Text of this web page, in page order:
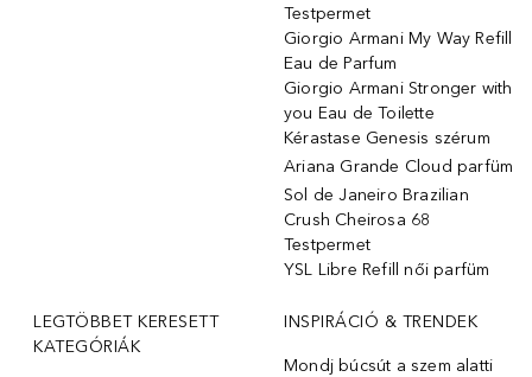
Testpermet
Giorgio Armani My Way Refill
Eau de Parfum
Giorgio Armani Stronger with
you Eau de Toilette
Kérastase Genesis szérum
Ariana Grande Cloud parfüm
Sol de Janeiro Brazilian
Crush Cheirosa 68
Testpermet
YSL Libre Refill női parfüm
LEGTÖBBET KERESETT
KATEGÓRIÁK
INSPIRÁCIÓ & TRENDEK
Mondj búcsút a szem alatti